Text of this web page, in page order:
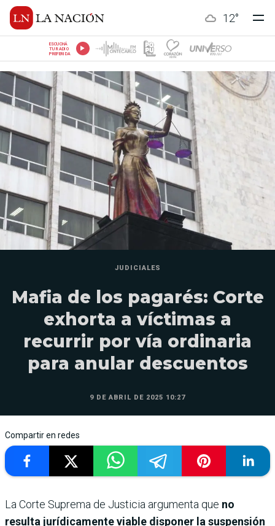
12°
ESCUCHÁ
TU RADIO
PREFERIDA
JUDICIALES
Mafia de los pagarés: Corte
exhorta a víctimas a
recurrir por vía ordinaria
para anular descuentos
9 DE ABRIL DE 2025 10:27
Compartir en redes
La Corte Suprema de Justicia argumenta que no
resulta jurídicamente viable disponer la suspensión